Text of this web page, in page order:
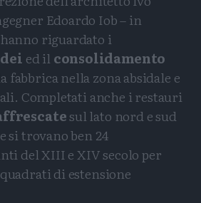
Edoardo Iob – in
riguardato i
ed il consolidamento
fabbrica nella zona absidale e
Completati anche i restauri
sul lato nord e sud
si trovano ben 24
del XIII e XIV secolo per
di estensione